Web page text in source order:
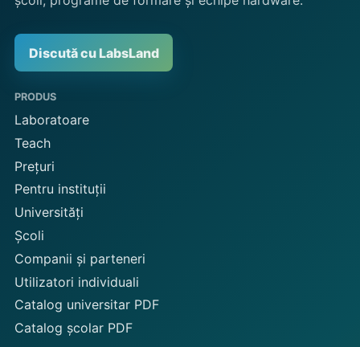
Discută cu LabsLand
PRODUS
Laboratoare
Teach
Prețuri
Pentru instituții
Universități
Școli
Companii și parteneri
Utilizatori individuali
Catalog universitar PDF
Catalog școlar PDF